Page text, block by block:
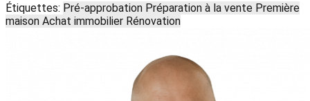
Étiquettes: Pré-approbation Préparation à la vente Première
maison Achat immobilier Rénovation